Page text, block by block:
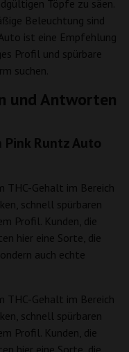
Töpfe zu säen.
Beleuchtung sind
ist eine Empfehlung
Profil und spürbare
suchen.
und Antworten
Runtz Auto
THC-Gehalt im Bereich
schnell spürbaren
Profil. Kunden, die
hier eine Sorte, die
auch echte
THC-Gehalt im Bereich
schnell spürbaren
Profil. Kunden, die